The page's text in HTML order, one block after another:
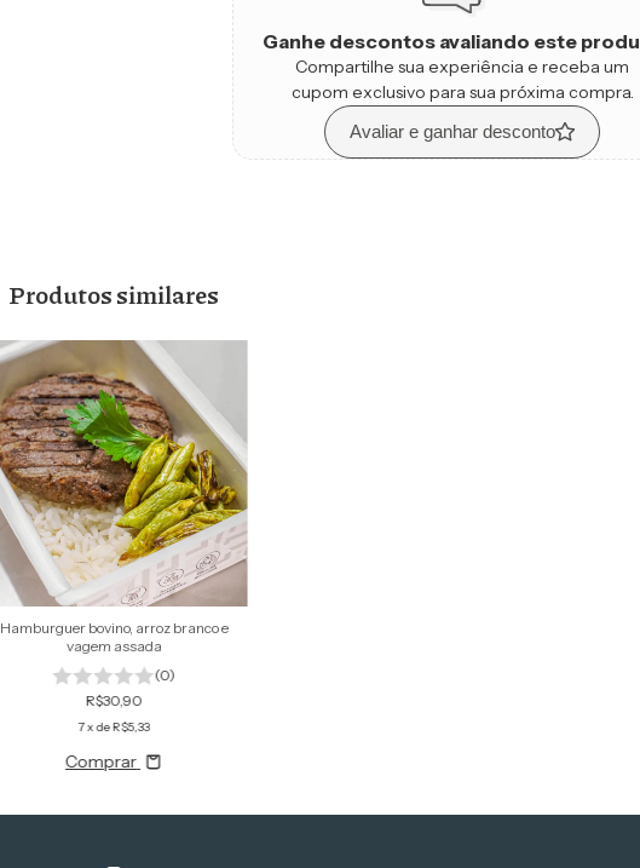
Ganhe descontos avaliando este
Compartilhe sua experiência e receba um
cupom exclusivo para sua próxima compra.
Avaliar e ganhar desconto
Produtos similares
Hamburguer bovino, arroz branco e
vagem assada
(0)
R$30,90
7x deR$5,33
Comprar